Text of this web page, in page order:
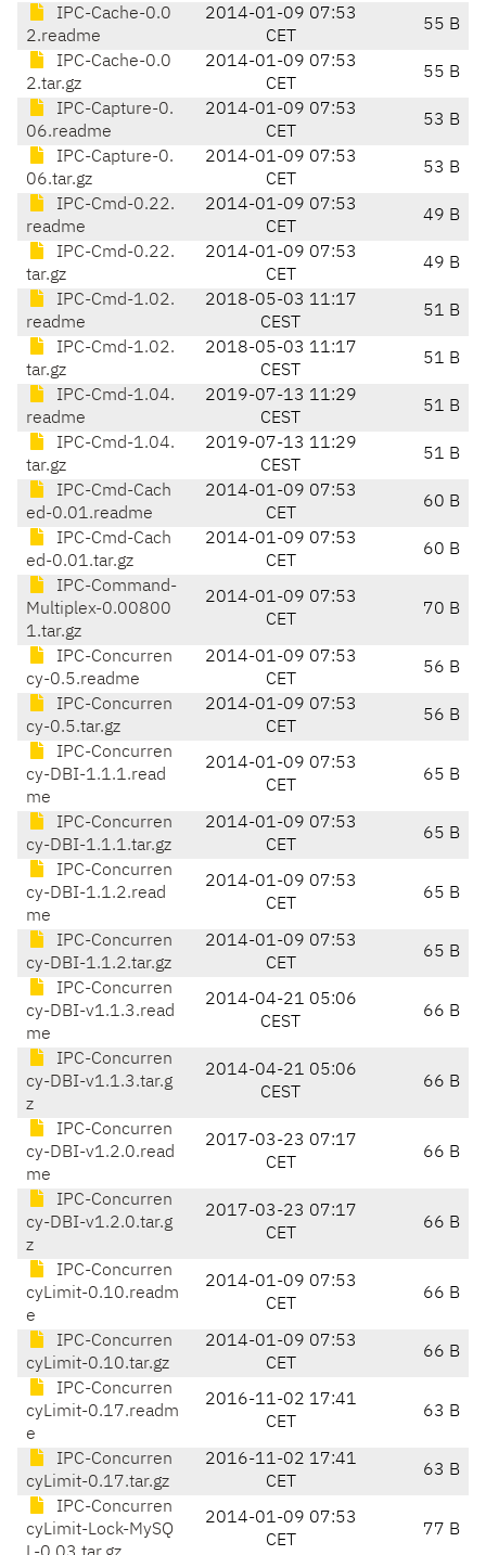
IPC-Cache-0.0
2.readme
2014-01-09 07:53
CET
55 B
IPC-Cache-0.0
2.tar.gz
2014-01-09 07:53
CET
55 B
IPC-Capture-0.
06.readme
2014-01-09 07:53
CET
53 B
IPC-Capture-0.
06.tar.gz
2014-01-09 07:53
CET
53 B
IPC-Cmd-0.22.
readme
2014-01-09 07:53
CET
49 B
IPC-Cmd-0.22.
tar.gz
2014-01-09 07:53
CET
49 B
IPC-Cmd-1.02.
readme
2018-05-03 11:17
CEST
51 B
IPC-Cmd-1.02.
tar.gz
2018-05-03 11:17
CEST
51 B
IPC-Cmd-1.04.
readme
2019-07-13 11:29
CEST
51 B
IPC-Cmd-1.04.
tar.gz
2019-07-13 11:29
CEST
51 B
IPC-Cmd-Cach
ed-0.01.readme
2014-01-09 07:53
CET
60 B
IPC-Cmd-Cach
ed-0.01.tar.gz
2014-01-09 07:53
CET
60 B
IPC-Command-
Multiplex-0.00800
1.tar.gz
2014-01-09 07:53
CET
70 B
IPC-Concurren
cy-0.5.readme
2014-01-09 07:53
CET
56 B
IPC-Concurren
cy-0.5.tar.gz
2014-01-09 07:53
CET
56 B
IPC-Concurren
cy-DBI-1.1.1.read
me
2014-01-09 07:53
CET
65 B
IPC-Concurren
cy-DBI-1.1.1.tar.gz
2014-01-09 07:53
CET
65 B
IPC-Concurren
cy-DBI-1.1.2.read
me
2014-01-09 07:53
CET
65 B
IPC-Concurren
cy-DBI-1.1.2.tar.gz
2014-01-09 07:53
CET
65 B
IPC-Concurren
cy-DBI-v1.1.3.read
me
2014-04-21 05:06
CEST
66 B
IPC-Concurren
cy-DBI-v1.1.3.tar.g
z
2014-04-21 05:06
CEST
66 B
IPC-Concurren
cy-DBI-v1.2.0.read
me
2017-03-23 07:17
CET
66 B
IPC-Concurren
cy-DBI-v1.2.0.tar.g
z
2017-03-23 07:17
CET
66 B
IPC-Concurren
cyLimit-0.10.readm
e
2014-01-09 07:53
CET
66 B
IPC-Concurren
cyLimit-0.10.tar.gz
2014-01-09 07:53
CET
66 B
IPC-Concurren
cyLimit-0.17.readm
e
2016-11-02 17:41
CET
63 B
IPC-Concurren
cyLimit-0.17.tar.gz
2016-11-02 17:41
CET
63 B
IPC-Concurren
cyLimit-Lock-MySQ
2014-01-09 07:53
CET
77 B